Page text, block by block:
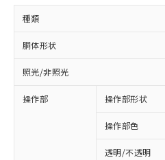
種類
胴体形状
照光/非照光
操作部 操作部形状
操作部色
透明/不透明